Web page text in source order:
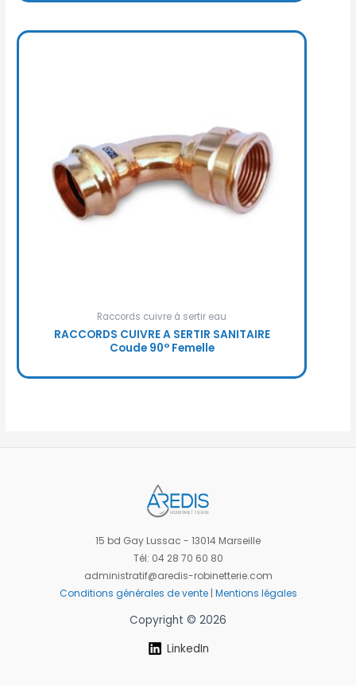
Raccords cuivre à sertir eau
RACCORDS CUIVRE A SERTIR SANITAIRE
Coude 90° Femelle
15 bd Gay Lussac - 13014 Marseille
Tél: 04 28 70 60 80
administratif@aredis-robinetterie.com
Conditions générales de vente| Mentions légales
Copyright © 2026
LinkedIn